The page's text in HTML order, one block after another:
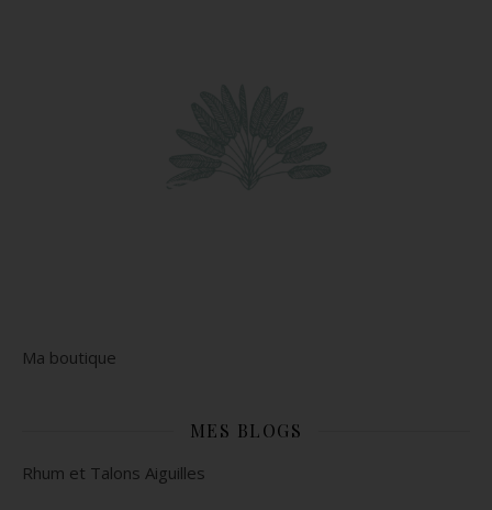
Ma boutique
MES BLOGS
Rhum et Talons Aiguilles